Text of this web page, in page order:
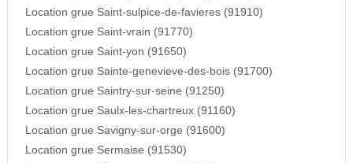
Location grue Saint-sulpice-de-favieres (91910)
Location grue Saint-vrain (91770)
Location grue Saint-yon (91650)
Location grue Sainte-genevieve-des-bois (91700)
Location grue Saintry-sur-seine (91250)
Location grue Saulx-les-chartreux (91160)
Location grue Savigny-sur-orge (91600)
Location grue Sermaise (91530)